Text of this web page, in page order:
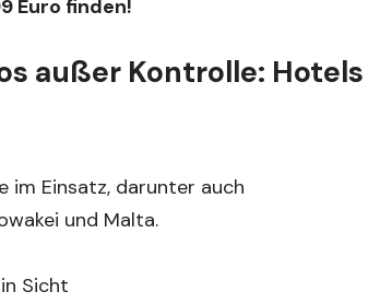
Euro finden!
außer Kontrolle: Hotels
im Einsatz, darunter auch
und Malta.
Sicht